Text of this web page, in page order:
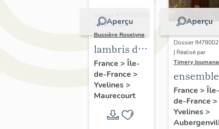
Aperçu
Dossier IM78002599
| Réalisé par
Bussière Roselyne
lambris de
demi-
revêtement,
ensemble
stalles
France > Île-
de-France >
Yvelines>
Maurecourt
Aperçu
Dossier
| Réalisé par
Timery Joumana
ensemble
de
peintures
France > Île-
de-France >
Yvelines>